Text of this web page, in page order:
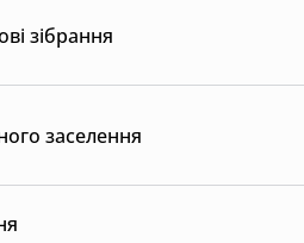
зібрання
заселення